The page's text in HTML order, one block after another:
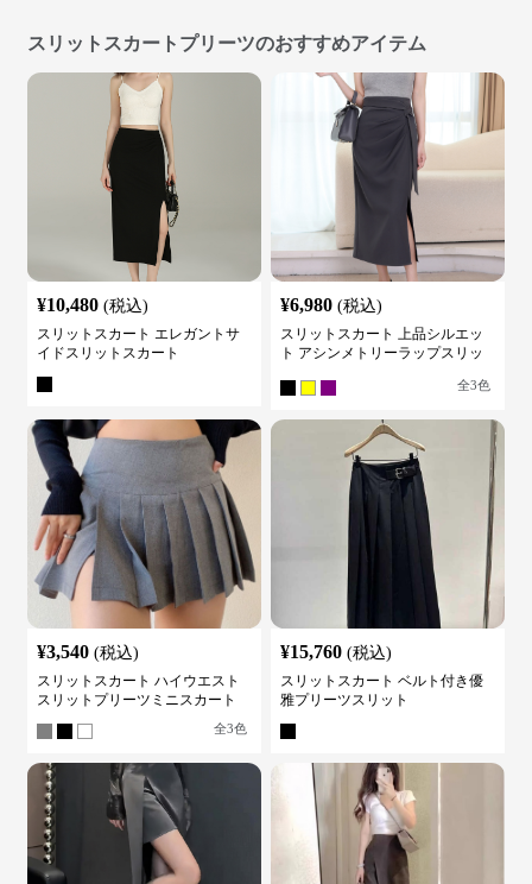
スリットスカートプリーツのおすすめアイテム
¥10,480 (税込)
スリットスカート エレガントサ
イドスリットスカート
¥6,980 (税込)
スリットスカート 上品シルエッ
ト アシンメトリーラップスリッ
全3色
¥3,540 (税込)
スリットスカート ハイウエスト
スリットプリーツミニスカート
全3色
¥15,760 (税込)
スリットスカート ベルト付き優
雅プリーツスリット